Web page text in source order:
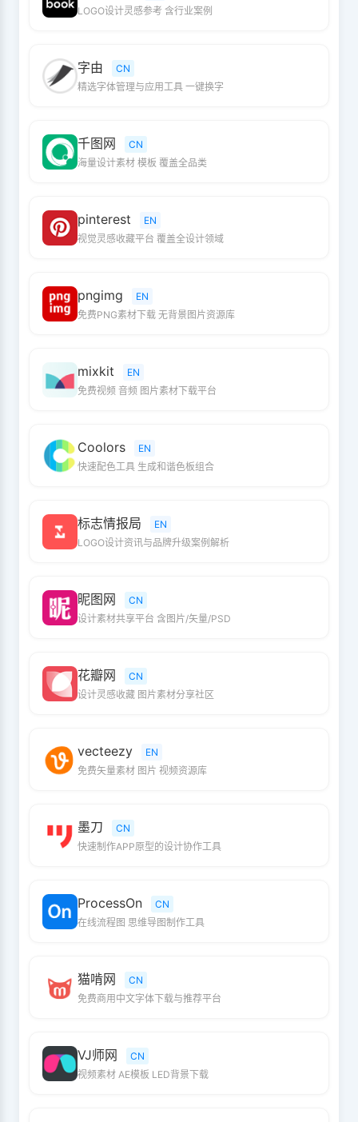
LOGO设计灵感参考 含行业案例
字由
CN
精选字体管理与应用工具 一键换字
千图网
CN
海量设计素材 模板 覆盖全品类
pinterest
EN
视觉灵感收藏平台 覆盖全设计领域
pngimg
EN
免费PNG素材下载 无背景图片资源库
mixkit
EN
免费视频 音频 图片素材下载平台
Coolors
EN
快速配色工具 生成和谐色板组合
标志情报局
EN
LOGO设计资讯与品牌升级案例解析
昵图网
CN
设计素材共享平台 含图片/矢量/PSD
花瓣网
CN
设计灵感收藏 图片素材分享社区
vecteezy
EN
免费矢量素材 图片 视频资源库
墨刀
CN
快速制作APP原型的设计协作工具
ProcessOn
CN
在线流程图 思维导图制作工具
猫啃网
CN
免费商用中文字体下载与推荐平台
VJ师网
CN
视频素材 AE模板 LED背景下载